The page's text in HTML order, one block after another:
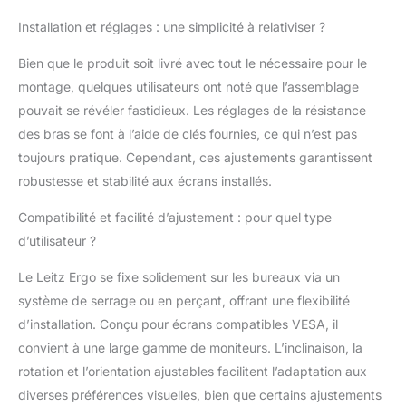
CONFORT
Améliore la posture,
l'alignement des yeux,
confort du cou et des
épaules. Les deux
écrans se règlent
indépendamment pour
une configuration sur-
CERTIFICATIONS :
26800 EN ISO 15537)
et certifié TÜV INCLUS:
1 x Support double
écran Leitz Ergo gain
de place. Livré avec
tous les outils
nécessaires au
Installation et réglages : une simplicité à relativiser ?
Bien que le produit soit livré avec tout le nécessaire pour le
montage, quelques utilisateurs ont noté que l’assemblage
pouvait se révéler fastidieux. Les réglages de la résistance
des bras se font à l’aide de clés fournies, ce qui n’est pas
toujours pratique. Cependant, ces ajustements garantissent
robustesse et stabilité aux écrans installés.
Compatibilité et facilité d’ajustement : pour quel type
d’utilisateur ?
Le Leitz Ergo se fixe solidement sur les bureaux via un
système de serrage ou en perçant, offrant une flexibilité
d’installation. Conçu pour écrans compatibles VESA, il
convient à une large gamme de moniteurs. L’inclinaison, la
rotation et l’orientation ajustables facilitent l’adaptation aux
diverses préférences visuelles, bien que certains ajustements